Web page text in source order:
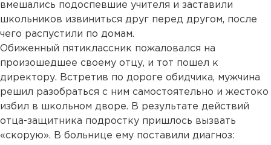
вмешались подоспевшие учителя и заставили
школьников извиниться друг перед другом, после
чего распустили по домам.
Обиженный пятиклассник пожаловался на
произошедшее своему отцу, и тот пошел к
директору. Встретив по дороге обидчика, мужчина
решил разобраться с ним самостоятельно и жестоко
избил в школьном дворе. В результате действий
отца-защитника подростку пришлось вызвать
«скорую». В больнице ему поставили диагноз: